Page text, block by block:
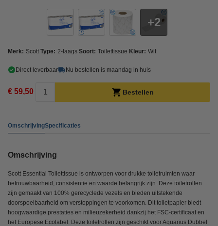
2
Merk: Scott Type: 2-laags Soort: Toilettissue Kleur: Wit
Direct leverbaar Nu bestellen is maandag in huis
€ 59,50 Bestellen
OmschrijvingSpecificaties
Omschrijving
Scott Essential Toilettissue is ontworpen voor drukke toiletruimten waar
betrouwbaarheid, consistentie en waarde belangrijk zijn. Deze toiletrollen
zijn gemaakt van 100% gerecyclede vezels en bieden uitstekende
doorspoelbaarheid om verstoppingen te voorkomen. Dit toiletpapier biedt
hoogwaardige prestaties en milieuzekerheid dankzij het FSC-certificaat en
het Europese Ecolabel. Deze toiletrollen zijn geschikt voor Aquarius Dubbel